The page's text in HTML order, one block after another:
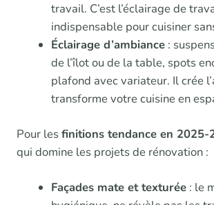
travail. C’est l’éclairage de
indispensable pour cuisiner
Éclairage d’ambiance:
de l’îlot ou de la table, spots
plafond avec variateur. Il crée
transforme votre cuisine en
Pour lesfinitions tendance en 2025-
qui domine les projets de rénovation :
Façades mate et texturée: le